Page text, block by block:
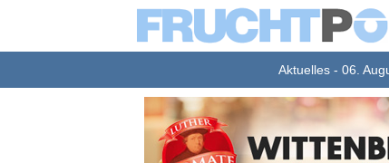
Aktuelles - 06.